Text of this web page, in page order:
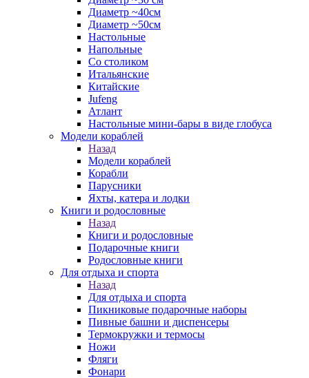
Диаметр ~40см
Диаметр ~50см
Настольные
Напольные
Со столиком
Итальянские
Китайские
Jufeng
Атлант
Настольные мини-бары в виде глобуса
Модели кораблей
Назад
Модели кораблей
Корабли
Парусники
Яхты, катера и лодки
Книги и родословные
Назад
Книги и родословные
Подарочные книги
Родословные книги
Для отдыха и спорта
Назад
Для отдыха и спорта
Пикниковые подарочные наборы
Пивные башни и диспенсеры
Термокружки и термосы
Ножи
Фляги
Фонари